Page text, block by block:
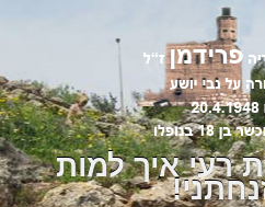
רעי איך למות